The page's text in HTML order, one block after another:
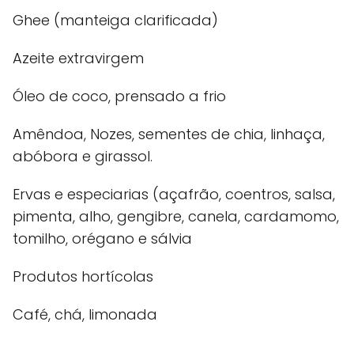
Ghee (manteiga clarificada)
Azeite extravirgem
Óleo de coco, prensado a frio
Amêndoa, Nozes, sementes de chia, linhaça,
abóbora e girassol.
Ervas e especiarias (açafrão, coentros, salsa,
pimenta, alho, gengibre, canela, cardamomo,
tomilho, orégano e sálvia
Produtos hortícolas
Café, chá, limonada